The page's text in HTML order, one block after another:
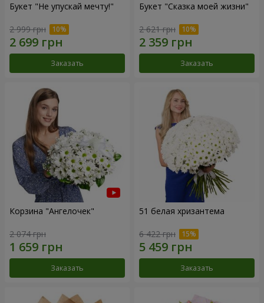
Букет "Не упускай мечту!"
2 999 грн
Заказать
Букет "Сказка моей жизни"
2 621 грн
Заказать
Корзина "Ангелочек"
2 074 грн
Заказать
51 белая хризантема
6 422 грн
Заказать